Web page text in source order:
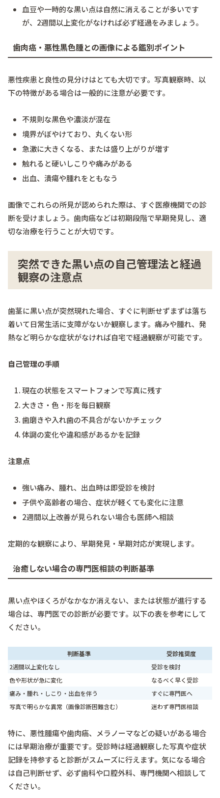
血豆や一時的な黒い点は自然に消えることが多いです
が、2週間以上変化がなければ必ず経過をみましょう。
歯肉癌・悪性黒色腫との画像による鑑別ポイント
悪性疾患と良性の見分けはとても大切です。写真観察時、以
下の特徴がある場合は一般的に注意が必要です。
不規則な黒色や濃淡が混在
境界がぼやけており、丸くない形
急激に大きくなる、または盛り上がりが増す
触れると硬いしこりや痛みがある
出血、潰瘍や腫れをともなう
画像でこれらの所見が認められた際は、すぐ医療機関での診
断を受けましょう。歯肉癌などは初期段階で早期発見し、適
切な治療を行うことが大切です。
突然できた黒い点の自己管理法と経過
観察の注意点
歯茎に黒い点が突然現れた場合、すぐに判断せずまずは落ち
着いて日常生活に支障がないか観察します。痛みや腫れ、発
熱など明らかな症状がなければ自宅で経過観察が可能です。
自己管理の手順
現在の状態をスマートフォンで写真に残す
大きさ・色・形を毎日観察
歯磨きや入れ歯の不具合がないかチェック
体調の変化や違和感があるかを記録
注意点
強い痛み、腫れ、出血時は即受診を検討
子供や高齢者の場合、症状が軽くても変化に注意
2週間以上改善が見られない場合も医師へ相談
定期的な観察により、早期発見・早期対応が実現します。
治癒しない場合の専門医相談の判断基準
黒い点やほくろがなかなか消えない、または状態が進行する
場合は、専門医での診断が必要です。以下の表を参考にして
ください。
判断基準
受診推奨度
2週間以上変化なし
受診を検討
色や形状が急に変化
なるべく早く受診
痛み・腫れ・しこり・出血を伴う
すぐに専門医へ
写真で明らかな異常（画像診断困難含む）
迷わず専門医相談
特に、悪性腫瘍や歯肉癌、メラノーマなどの疑いがある場合
には早期治療が重要です。受診時は経過観察した写真や症状
記録を持参すると診断がスムーズに行えます。気になる場合
は自己判断せず、必ず歯科や口腔外科、専門機関へ相談して
ください。